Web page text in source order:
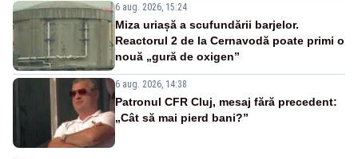
6 aug. 2026, 15:24
Miza uriașă a scufundării barjelor.
Reactorul 2 de la Cernavodă poate primi o
nouă „gură de oxigen”
6 aug. 2026, 14:38
Patronul CFR Cluj, mesaj fără precedent:
„Cât să mai pierd bani?”